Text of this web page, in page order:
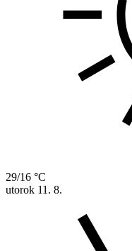
29/16 °C
utorok 11. 8.